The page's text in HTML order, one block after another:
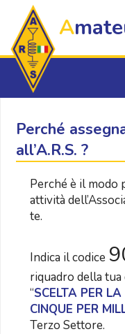
A
Perché
all’A.R.S. ?
Perché è il modo
attività
te.
Indica il codice
riquadro della
“SCELTA PER
CINQUE PER
Terzo Settore.